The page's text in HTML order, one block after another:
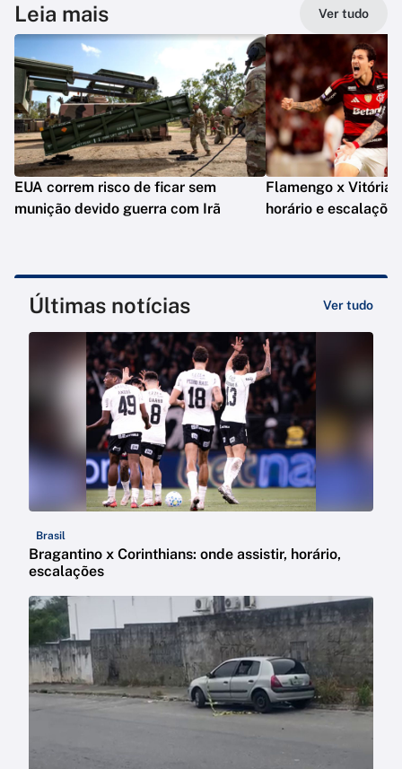
Leia mais Ver tudo
EUA correm risco de ficar sem
munição devido guerra com Irã
Flamengo x Vitória:
horário e escalações
Últimas notícias Ver tudo
Brasil
Bragantino x Corinthians: onde assistir, horário,
escalações